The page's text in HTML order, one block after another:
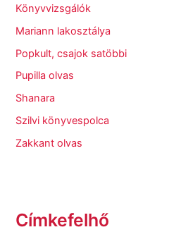
Könyvvizsgálók
Mariann lakosztálya
Popkult, csajok satöbbi
Pupilla olvas
Shanara
Szilvi könyvespolca
Zakkant olvas
Címkefelhő